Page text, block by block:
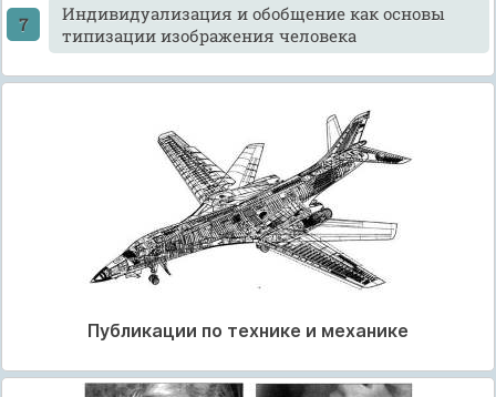
Индивидуализация и обобщение как основы
типизации изображения человека
Публикации по технике и механике